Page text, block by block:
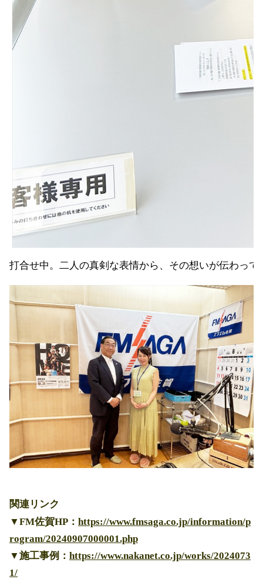
打合せ中。二人の真剣な表情から、その想いが伝わって
関連リンク
▼FM佐賀HP： https://www.fmsaga.co.jp/information/p
rogram/20240907000001.php
▼施工事例： https://www.nakanet.co.jp/works/2024073
1/